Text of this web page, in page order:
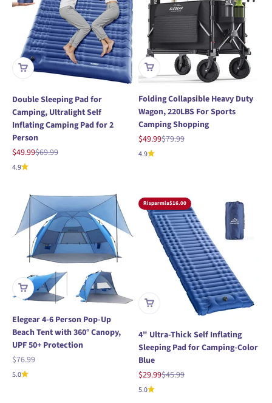
Double Sleeping Pad for
Camping, Ultralight Self
Inflating Camping Pad for 2
Person
Prezzo scontato
$49.99Prezzo
$69.99
4.9
Folding Collapsible Heavy Duty
Wagon, 220LBS For Sports
Camping Shopping
Prezzo scontato
$49.99Prezzo
$79.99
4.9
Elegear 4-6 Person Pop-Up
Beach Tent with 360° Canopy,
UPF 50+ Protection
Prezzo scontato
$76.99
5.0
Risparmia$16.00
4" Ultra-Thick Self Inflating
Sleeping Pad for Camping-Color
Blue
Prezzo scontato
$29.99Prezzo
$45.99
5.0